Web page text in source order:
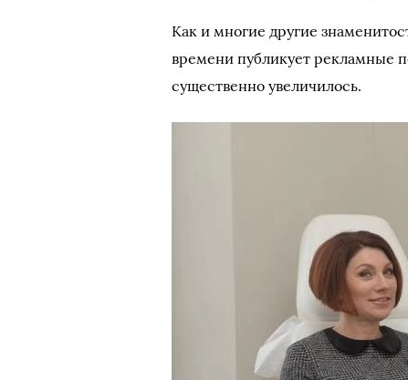
Как и многие другие
времени публикует рекламные
существенно увеличилось.